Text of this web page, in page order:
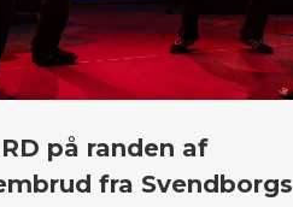
på randen af
fra Svendborgs